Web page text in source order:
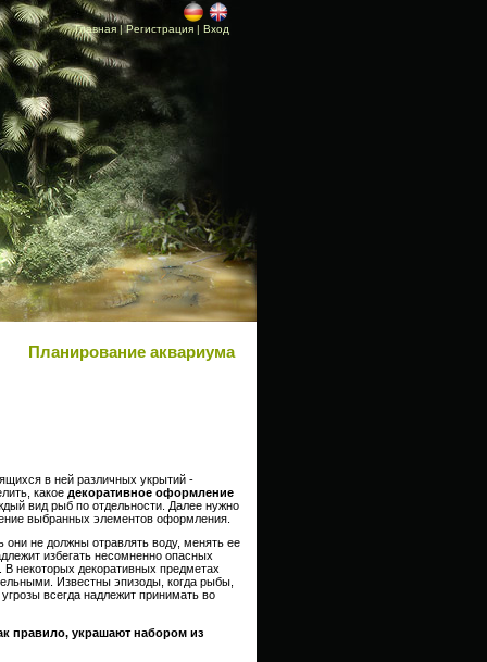
Главная |Регистрация | Вход
Планирование аквариума
в ней различных укрытий -
какое декоративное оформление
вид рыб по отдельности. Далее нужно
выбранных элементов оформления.
они не должны отравлять воду, менять ее
избегать несомненно опасных
некоторых декоративных предметах
Известны эпизоды, когда рыбы,
всегда надлежит принимать во
правило, украшают набором из